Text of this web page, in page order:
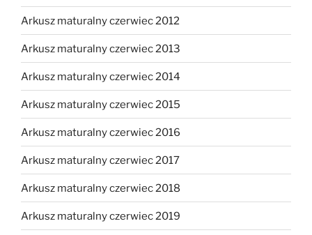
Arkusz maturalny czerwiec 2012
Arkusz maturalny czerwiec 2013
Arkusz maturalny czerwiec 2014
Arkusz maturalny czerwiec 2015
Arkusz maturalny czerwiec 2016
Arkusz maturalny czerwiec 2017
Arkusz maturalny czerwiec 2018
Arkusz maturalny czerwiec 2019